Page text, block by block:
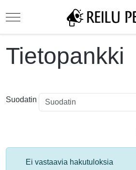
Mobile Menu Toggle
Tietopankki
Suodatin
Tietoa
Ei vastaavia hakutuloksia